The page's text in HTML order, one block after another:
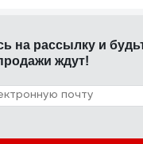
на рассылку и
ждут!